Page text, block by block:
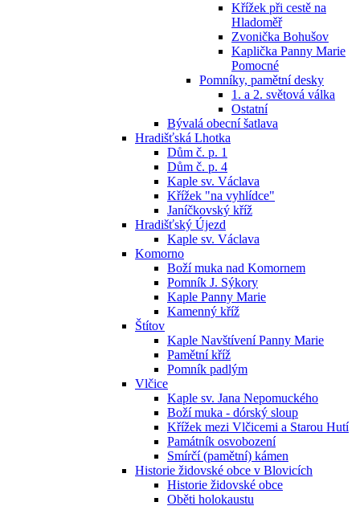
Křížek při cestě na
Hladoměř
Zvonička Bohušov
Kaplička Panny Marie
Pomocné
Pomníky, pamětní desky
1. a 2. světová válka
Ostatní
Bývalá obecní šatlava
Hradišťská Lhotka
Dům č. p. 1
Dům č. p. 4
Kaple sv. Václava
Křížek "na vyhlídce"
Janíčkovský kříž
Hradišťský Újezd
Kaple sv. Václava
Komorno
Boží muka nad Komornem
Pomník J. Sýkory
Kaple Panny Marie
Kamenný kříž
Štítov
Kaple Navštívení Panny Marie
Pamětní kříž
Pomník padlým
Vlčice
Kaple sv. Jana Nepomuckého
Boží muka - dórský sloup
Křížek mezi Vlčicemi a Starou Hutí
Památník osvobození
Smírčí (pamětní) kámen
Historie židovské obce v Blovicích
Historie židovské obce
Oběti holokaustu